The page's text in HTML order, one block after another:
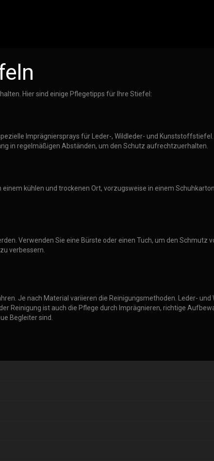
Hier sind einige Pflegetipps für Ihre Stiefel:
Imprägniersprays für Leder-, Wildleder- und
in regelmäßigen Abständen, um den Schutz aufrechtzuerhalten.
kühlen und trockenen Ort, vorzugsweise in einem
Verwenden Sie eine Bürste oder einen Tuch, um den Schmutz
verbessern.
Je nach Material variieren die Reinigungsmethoden. Leder-
ist auch die Pflege durch Imprägnieren, richtige
Begleiter sind.